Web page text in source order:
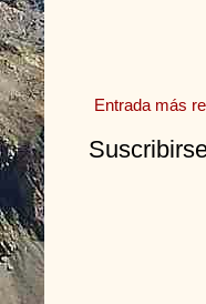
Entrada más